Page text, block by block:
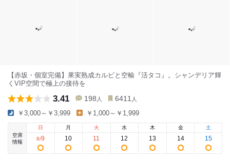
【赤坂・個室完備】果実熟成カルビと空輸『活タコ』。シャンデリア輝
くVIP空間で極上の接待を
3.41 198 人 6411 人
￥3,000～￥3,999 ￥1,000～￥1,999
空席
情報
日
8/9
月
10
火
11
水
12
木
13
金
14
土
15